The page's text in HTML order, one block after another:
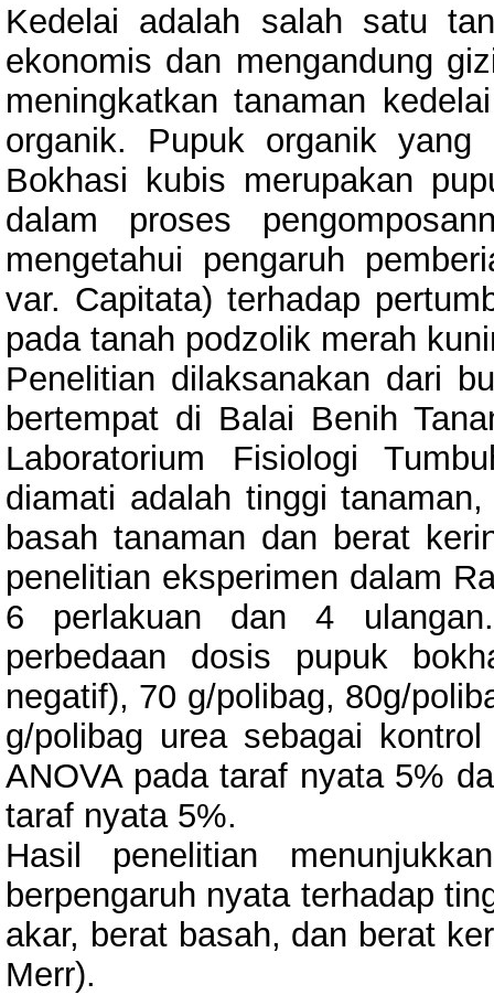
Kedelai adalah salah satu
ekonomis dan mengandung
meningkatkan tanaman
organik. Pupuk organik
Bokhasi kubis merupakan
dalam proses
mengetahui pengaruh
var. Capitata) terhadap
pada tanah podzolik merah
Penelitian dilaksanakan dari
bertempat di Balai Benih
Laboratorium Fisiologi
diamati adalah tinggi
basah tanaman dan berat
penelitian eksperimen dalam
6 perlakuan dan 4
perbedaan dosis pupuk
negatif), 70 g/polibag, 80g/
g/polibag urea sebagai
ANOVA pada taraf nyata 5%
taraf nyata 5%.
Hasil penelitian
berpengaruh nyata terhadap
akar, berat basah, dan berat
Merr).